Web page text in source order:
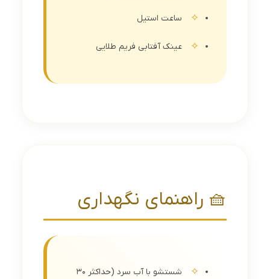
ساعت استیل
عینک آفتابی فریم طلایی
🧺 راهنمای نگهداری
شستشو با آب سرد (حداکثر 30